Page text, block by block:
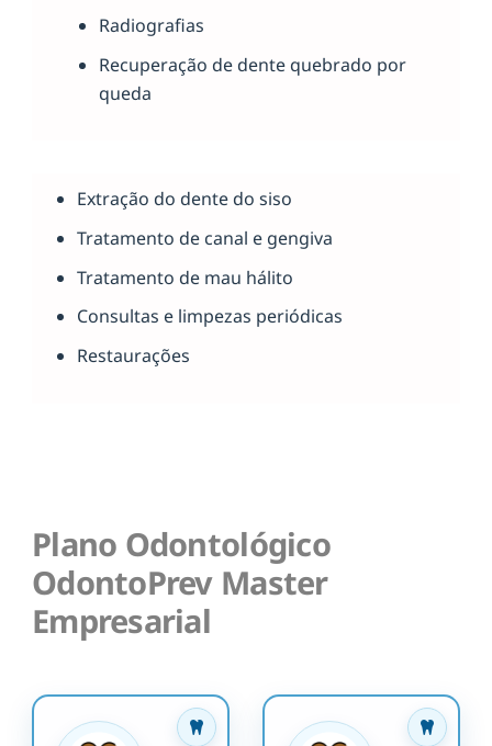
Radiografias
Recuperação de dente quebrado por
queda
Extração do dente do siso
Tratamento de canal e gengiva
Tratamento de mau hálito
Consultas e limpezas periódicas
Restaurações
Plano Odontológico
OdontoPrev Master
Empresarial